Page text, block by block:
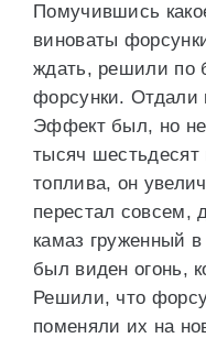
Помучившись
виноваты
ждать, решили по
форсунки. Отдали
Эффект был, но не
тысяч шестьдесят
топлива, он
перестал совсем,
камаз груженный
был виден огонь,
Решили, что
поменяли их на